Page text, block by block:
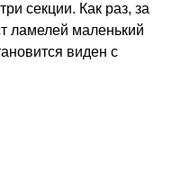
секции. Как раз, за
ламелей маленький
виден с